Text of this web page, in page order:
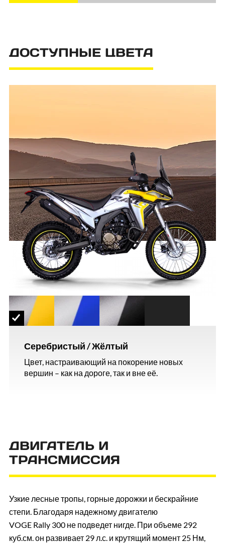
ДОСТУПНЫЕ ЦВЕТА
Серебристый / Жёлтый
Цвет, настраивающий на покорение новых
вершин – как на дороге, так и вне её.
ДВИГАТЕЛЬ И
ТРАНСМИССИЯ
Узкие лесные тропы, горные дорожки и бескрайние
степи. Благодаря надежному двигателю
VOGE Rally 300 не подведет нигде. При объеме 292
куб.см. он развивает 29 л.с. и крутящий момент 25 Нм,